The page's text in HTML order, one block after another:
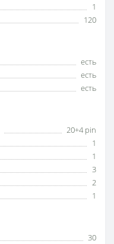
1
120
есть
есть
есть
20+4 pin
1
1
3
2
1
30